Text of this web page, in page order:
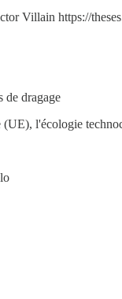
Villain https://
de dragage
l'écologie